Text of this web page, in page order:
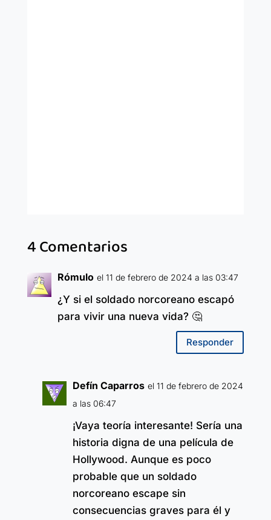
4 Comentarios
Rómulo el 11 de febrero de 2024 a las 03:47
¿Y si el soldado norcoreano escapó
para vivir una nueva vida? 🤔
Responder
Defín Caparros el 11 de febrero de 2024
a las 06:47
¡Vaya teoría interesante! Sería una
historia digna de una película de
Hollywood. Aunque es poco
probable que un soldado
norcoreano escape sin
consecuencias graves para él y